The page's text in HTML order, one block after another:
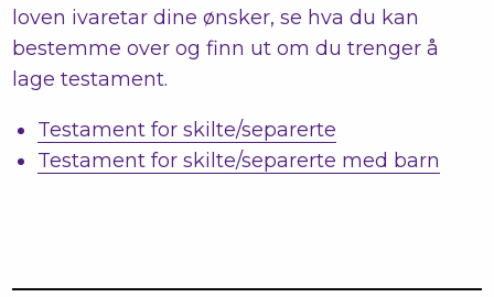
loven ivaretar dine ønsker, se hva du kan
bestemme over og finn ut om du trenger å
lage testament.
Testament for skilte/separerte
Testament for skilte/separerte med barn